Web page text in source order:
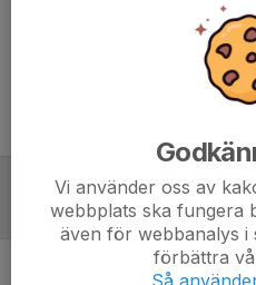
Inget
Tabell
Div 3 Nordvästra Götaland,
Vi använder oss av
webbplats ska fungera
även för webbanalys i
förbättra
Så